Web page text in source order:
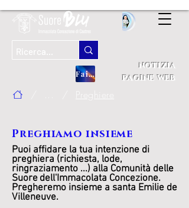
Fai una donazione
notizia
pagine web
Preghiamo insieme
Puoi affidare la tua intenzione di
preghiera (richiesta, lode,
ringraziamento ...) alla Comunità delle
Suore dell'Immacolata Concezione.
Pregheremo insieme a santa Emilie de
Villeneuve.